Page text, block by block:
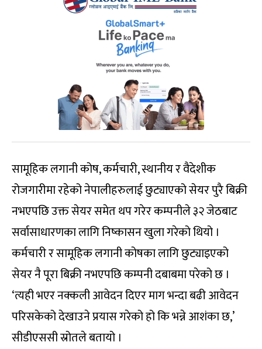
सामूहिक लगानी कोष, कर्मचारी, स्थानीय र वैदेशीक
रोजगारीमा रहेको नेपालीहरुलाई छुट्याएको सेयर पुरै बिक्री
नभएपछि उक्त सेयर समेत थप गरेर कम्पनीले ३२ जेठबाट
सर्वासाधारणका लागि निष्कासन खुला गरेको थियो ।
कर्मचारी र सामूहिक लगानी कोषका लागि छुट्याइएको
सेयर नै पूरा बिक्री नभएपछि कम्पनी दबाबमा परेको छ ।
‘त्यही भएर नक्कली आवेदन दिएर माग भन्दा बढी आवेदन
परिसकेको देखाउने प्रयास गरेको हो कि भन्ने आशंका छ,’
सीडीएससी स्रोतले बतायो ।